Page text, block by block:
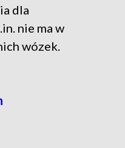
dla
nie ma w
wózek.